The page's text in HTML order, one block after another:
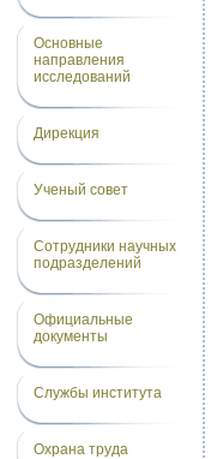
Основные
направления
исследований
Дирекция
Ученый совет
Сотрудники научных
подразделений
Официальные
документы
Службы института
Охрана труда